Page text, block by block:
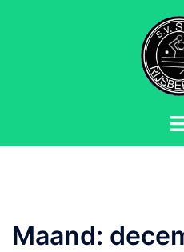
Maand: